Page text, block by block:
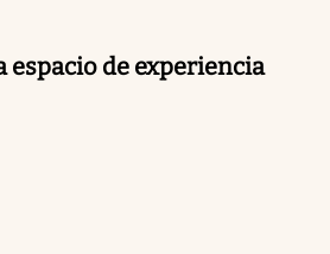
espacio de experiencia